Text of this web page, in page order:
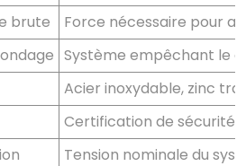
brute
Force nécessaire pour
Système empêchant le
Acier inoxydable, zinc
Certification de sécurité
Tension nominale du